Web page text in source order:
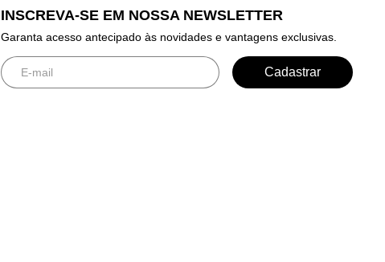
INSCREVA-SE EM NOSSA NEWSLETTER
Garanta acesso antecipado às novidades e vantagens exclusivas.